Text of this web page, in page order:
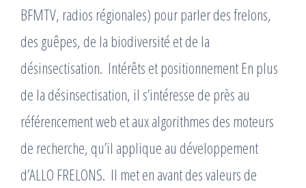
BFMTV, radios régionales) pour parler des frelons,
des guêpes, de la biodiversité et de la
désinsectisation. ​ Intérêts et positionnement En plus
de la désinsectisation, il s’intéresse de près au
référencement web et aux algorithmes des moteurs
de recherche, qu’il applique au développement
d’ALLO FRELONS. ​ Il met en avant des valeurs de